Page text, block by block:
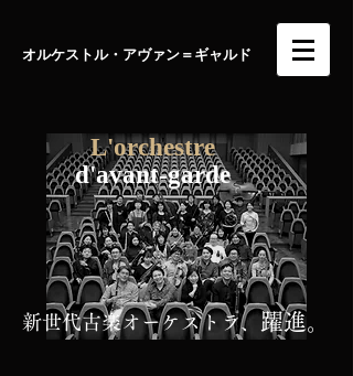
​オルケストル・アヴァン＝ギャルド
L'orchestre
​d'avant-garde
新世代古楽オーケストラ、 躍進。